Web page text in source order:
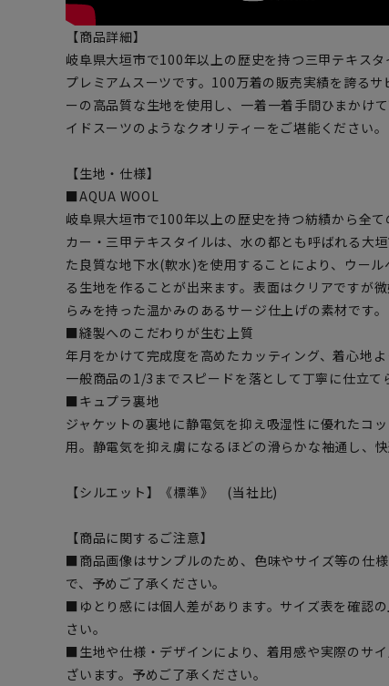
【商品詳細】
岐阜県大垣市で100年以上の歴史を持つ三甲テキスタ
プレミアムスーツです。100万着の販売実績を誇る
ーの高品質な生地を使用し、一着一着手間ひまかけ
イドスーツのようなクオリティーをご堪能ください。
【生地・仕様】
■AQUA WOOL
岐阜県大垣市で100年以上の歴史を持つ紡績から全
カー・三甲テキスタイルは、水の都とも呼ばれる大
た良質な地下水(軟水)を使用することにより、ウー
る生地を作ることが出来ます。表面はクリアですが
らみを持った温かみのあるサージ仕上げの素材です。
■縫製へのこだわりが生む上質
年月をかけて完成度を高めたカッティング、着心地
一般商品の1/3までスピードを落として丁寧に仕立て
■キュプラ裏地
ジャケットの裏地に静電気を抑え吸湿性に優れたコ
用。静電気を抑え虜になるほどの滑らかな袖通し、快
【シルエット】《標準》 (当社比)
【商品に関するご注意】
■商品画像はサンプルのため、色味やサイズ等の仕
で、予めご了承ください。
■ゆとり感には個人差があります。サイズ表を確認
さい。
■生地や仕様・デザインにより、着用感や実際のサ
ざいます。予めご了承ください。